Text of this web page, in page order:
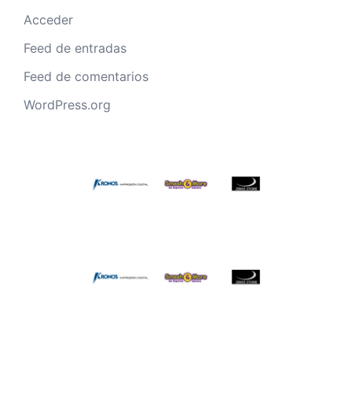
Acceder
Feed de entradas
Feed de comentarios
WordPress.org